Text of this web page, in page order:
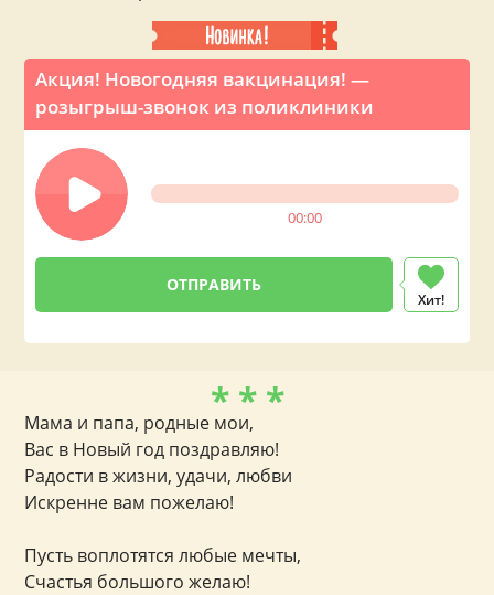
Акция! Новогодняя вакцинация! —
розыгрыш-звонок из поликлиники
00:00
Хит!
* * *
Мама и папа, родные мои,
Вас в Новый год поздравляю!
Радости в жизни, удачи, любви
Искренне вам пожелаю!
Пусть воплотятся любые мечты,
Счастья большого желаю!